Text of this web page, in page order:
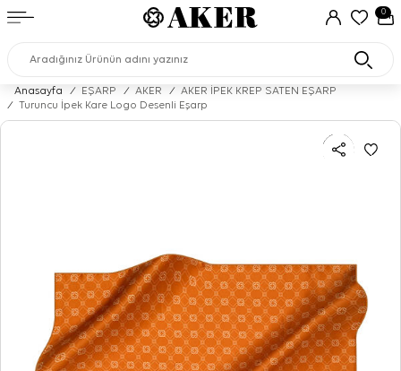
0
Anasayfa / EŞARP / AKER /
AKER İPEK KREP SATEN EŞARP
/
Turuncu İpek Kare Logo Desenli Eşarp